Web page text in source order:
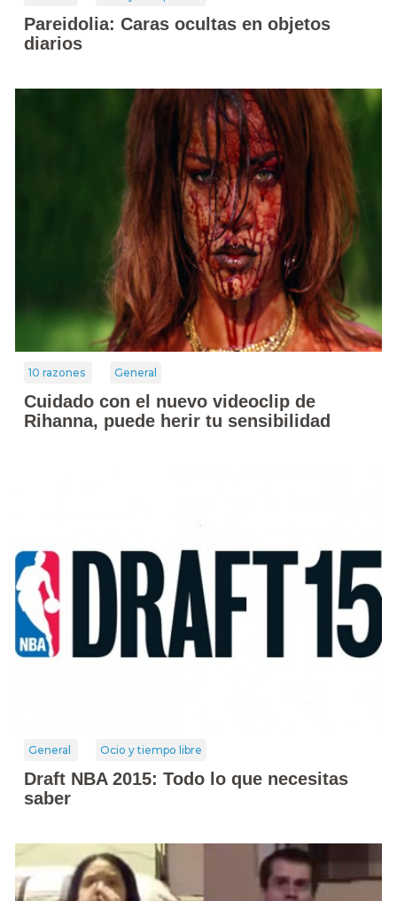
Pareidolia: Caras ocultas en objetos
diarios
10 razones General
Cuidado con el nuevo videoclip de
Rihanna, puede herir tu sensibilidad
General Ocio y tiempo libre
Draft NBA 2015: Todo lo que necesitas
saber